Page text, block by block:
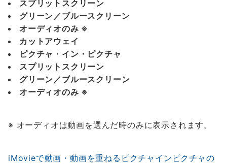
スプリットスクリーン
グリーン／ブルースクリーン
オーディオのみ ※
カットアウェイ
ピクチャ・イン・ピクチャ
スプリットスクリーン
グリーン／ブルースクリーン
オーディオのみ ※
※ オーディオは動画を選んだ時のみに表示されます。
iMovieで動画・動画を重ねるピクチャインピクチャの